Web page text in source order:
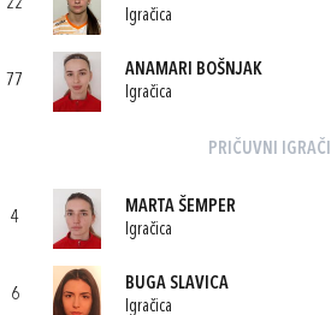
22
Igračica
77
ANAMARI BOŠNJAK
Igračica
PRIČUVNI IGRAČI
4
MARTA ŠEMPER
Igračica
6
BUGA SLAVICA
Igračica